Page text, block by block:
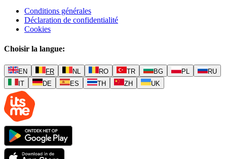
Conditions générales
Déclaration de confidentialité
Cookies
Choisir la langue:
EN FR NL RO TR BG PL
RU
IT
DE ES TH ZH UK